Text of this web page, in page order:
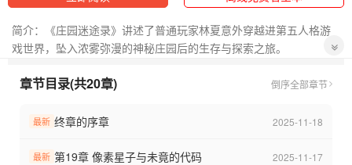
简介：《庄园迷途录》讲述了普通玩家林夏意外穿越进第五人格游
戏世界，坠入浓雾弥漫的神秘庄园后的生存与探索之旅。
在这里，游戏里的监管者与逃生者皆化为真实存在的个体——她遇
特蕾西与傀儡娃娃的默契配合，也直面过杰克雾刃的冰冷与红蝶般
章节目录(共20章) 倒序全部章节
最新 终章的序章 2025-11-18
最新 第19章 像素星子与未竟的代码 2025-11-17